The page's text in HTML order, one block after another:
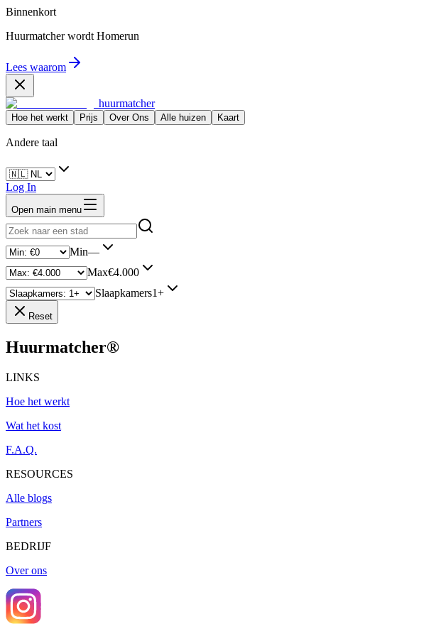
Binnenkort
Huurmatcher wordt Homerun
Lees waarom
huurmatcher
Hoe het werkt Prijs Over Ons Alle huizen Kaart
Andere taal
Log In
Open main menu
Min—
Max€4.000
Slaapkamers1+
Reset
Huurmatcher®
LINKS
Hoe het werkt
Wat het kost
F.A.Q.
RESOURCES
Alle blogs
Partners
BEDRIJF
Over ons